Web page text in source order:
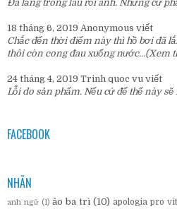
Đã lắng trong lâu rồi anh. Nhưng cứ
18 tháng 6, 2019 Anonymous viết
Chắc đến thời điểm này thì hồ bơi đã
thôi còn cong đau xuống nước...(Xem
24 tháng 4, 2019 Trinh quoc vu viết
Lỗi do sản phẩm. Nếu cứ để thế này
FACEBOOK
NHÃN
anh ngữ (1) ảo ba trì (10) apologia pro